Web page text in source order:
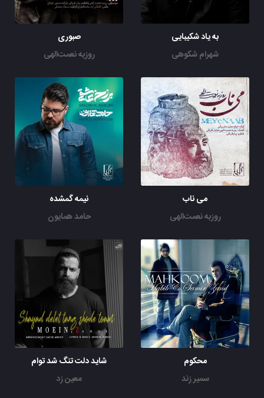
به یاد شکیبایی
شهرام شکوهی
صبوری
روزبه نعمت‌الهی
می ناب
روزبه نعمت‌الهی
نیمه گمشده
حامد همایون
محکوم
سمیر زند
شاید دلت تنگ شد توام
معین زد